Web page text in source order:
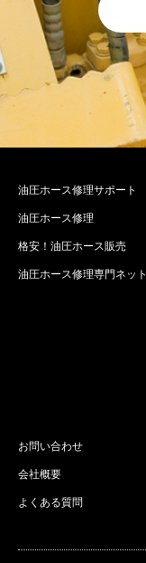
油圧ホース修理サポート
油圧ホース修理
格安！油圧ホース販売
油圧ホース修理専門ネッ
お問い合わせ
会社概要
よくある質問